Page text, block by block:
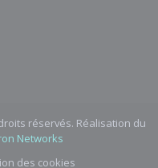
réservés. Réalisation du
Networks
des cookies